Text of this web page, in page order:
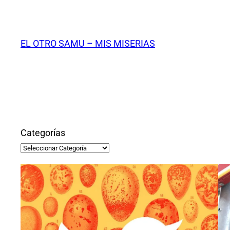
contenido
EL OTRO SAMU – MIS MISERIAS
Categorías